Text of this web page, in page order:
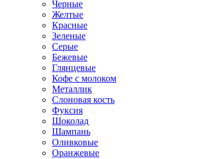
Черные
Желтые
Красные
Зеленые
Серые
Бежевые
Глянцевые
Кофе с молоком
Металлик
Слоновая кость
Фуксия
Шоколад
Шампань
Оливковые
Оранжевые